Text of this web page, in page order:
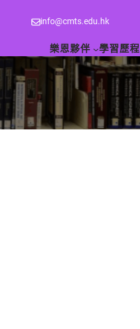
info@cmts.edu.hk
樂恩夥伴 學習歷程